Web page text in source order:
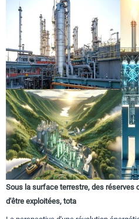
Sous la surface terrestre, des réserves
d'être exploitées, tota